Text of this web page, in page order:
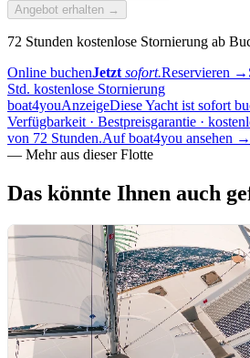
Angebot erhalten →
72 Stunden kostenlose Stornierung ab
Online buchenJetzt sofort.Reservieren →
Std. kostenlose Stornierung
boat4youAnzeigeDiese Yacht ist sofort
Verfügbarkeit · Bestpreisgarantie ·
von 72 Stunden.Auf boat4you ansehen →
— Mehr aus dieser Flotte
Das könnte Ihnen auch